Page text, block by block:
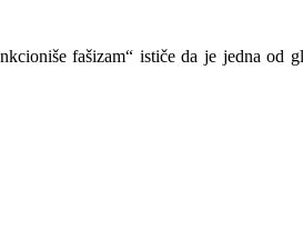
fašizam“ ističe da je jedna od